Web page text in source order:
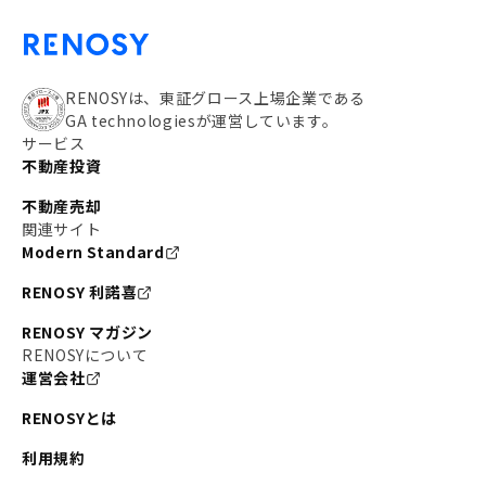
RENOSYは、東証グロース上場企業である
GA technologiesが運営しています。
サービス
不動産投資
不動産売却
関連サイト
Modern Standard
RENOSY 利諾喜
RENOSY マガジン
RENOSYについて
運営会社
RENOSYとは
利用規約